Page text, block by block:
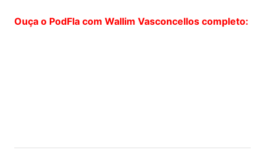
Ouça o PodFla com Wallim Vasconcellos completo: